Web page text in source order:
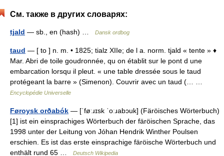
См. также в других словарях:
tjald — sb., en (hash) … Dansk ordbog
taud — [ to ] n. m. • 1825; tialz XIIe; de l a. norm. tjald « tente » ♦
Mar. Abri de toile goudronnée, qu on établit sur le pont d une
embarcation lorsqu il pleut. « une table dressée sous le taud
protégeant la barre » (Simenon). Couvrir avec un taud (… …
Encyclopédie Universelle
Føroysk orðabók — [ˈføːɹɪsk ˈoːɹabɔuk] (Färöisches Wörterbuch)
[1] ist ein einsprachiges Wörterbuch der färöischen Sprache, das
1998 unter der Leitung von Jóhan Hendrik Winther Poulsen
erschien. Es ist das erste einsprachige färöische Wörterbuch und
enthält rund 65 …
Deutsch Wikipedia